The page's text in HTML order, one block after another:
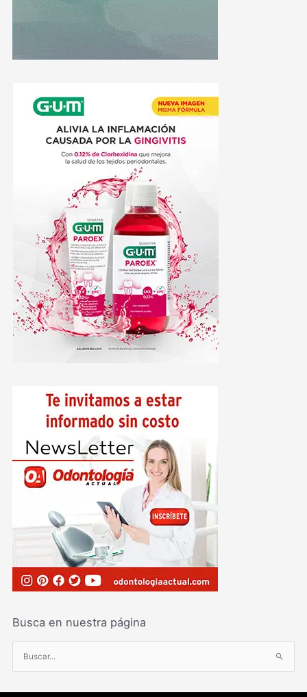
Busca en nuestra página
u
s